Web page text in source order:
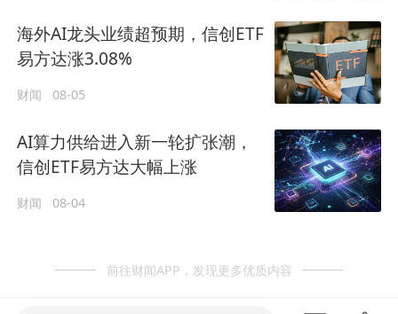
海外AI龙头业绩超预期，信创ETF
易方达涨3.08%
财闻 08-05
AI算力供给进入新一轮扩张潮，
信创ETF易方达大幅上涨
财闻 08-04
前往财闻APP，发现更多优质内容